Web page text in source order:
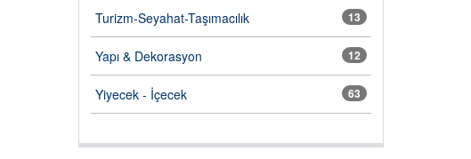
Turizm-Seyahat-Taşımacılık 13
Yapı & Dekorasyon 12
Yiyecek - İçecek 63